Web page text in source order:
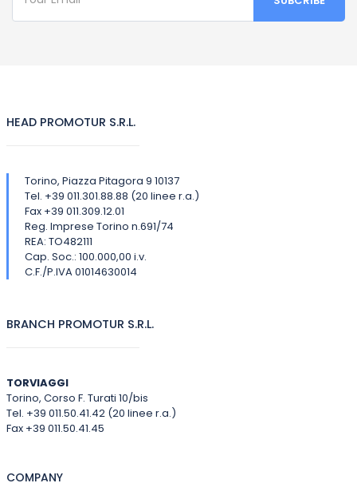
HEAD PROMOTUR S.R.L.
Torino, Piazza Pitagora 9 10137
Tel. +39 011.301.88.88 (20 linee r.a.)
Fax +39 011.309.12.01
Reg. Imprese Torino n.691/74
REA: TO482111
Cap. Soc.: 100.000,00 i.v.
C.F./P.IVA 01014630014
BRANCH PROMOTUR S.R.L.
TORVIAGGI
Torino, Corso F. Turati 10/bis
Tel. +39 011.50.41.42 (20 linee r.a.)
Fax +39 011.50.41.45
COMPANY